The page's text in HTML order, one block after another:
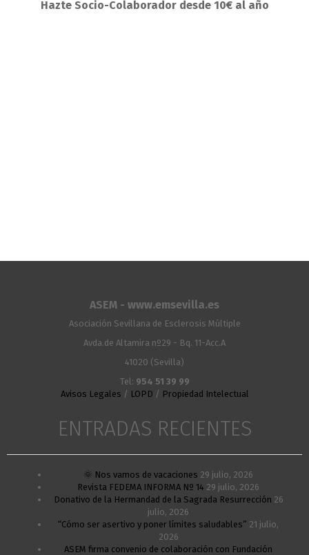
Hazte Socio-Colaborador desde 10€ al año
ASEM - www.emsevilla.es
Asociación Sevillana de Esclerosis Múltiple
Avda.de Altamira nº29 - Bq. 11-Acc.A
41020 (Sevilla)
Tel: 954 51 39 99
Avisos Legales / LOPD / Propiedad Intelectual
ENTRADAS RECIENTES
🌞 Nos vamos de vacaciones 29 julio, 2026
Revista FEDEMA INFORMA Nº 14 29 julio, 2026
Donativo de la Hermandad de la Sagrada Resurrección 26
julio, 2026
“Cómo ser asertivo y poner límites saludables” 21 julio,
2026
ASEM firma convenio de colaboración con Fundación